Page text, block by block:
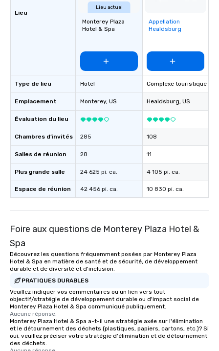
Lieu
Type de lieu
Emplacement
Évaluation du lieu
Chambres d’invités
Salles de réunion
Plus grande salle
Espace de réunion
Lieu actuel
Monterey Plaza
Hotel & Spa
Hotel
Monterey, US
285
28
24 625 pi. ca.
42 456 pi. ca.
Removed from
favorites
Appellation
Healdsburg
Complexe touristique
Healdsburg, US
108
11
4 105 pi. ca.
10 830 pi. ca.
Foire aux questions de Monterey Plaza Hotel &
Spa
Découvrez les questions fréquemment posées par Monterey Plaza
Hotel & Spa en matière de santé et de sécurité, de développement
durable et de diversité et d'inclusion.
PRATIQUES DURABLES
Veuillez indiquer vos commentaires ou un lien vers tout
objectif/stratégie de développement durable ou d'impact social de
Monterey Plaza Hotel & Spa communiqué publiquement.
Aucune réponse.
Monterey Plaza Hotel & Spa a-t-il une stratégie axée sur l'élimination
et le détournement des déchets (plastiques, papiers, cartons, etc.)? Si
oui, veuillez préciser votre stratégie d'élimination et de détournement
des déchets.